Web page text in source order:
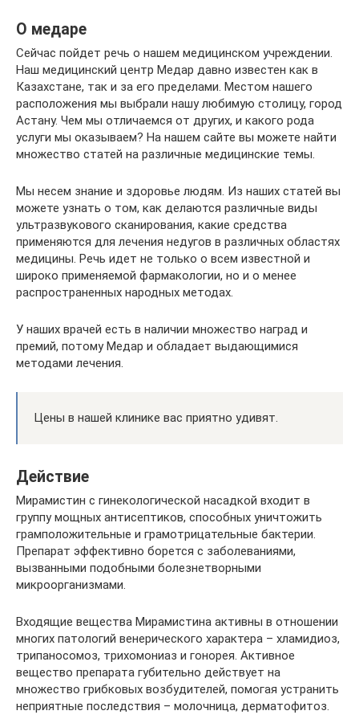
О медаре
Сейчас пойдет речь о нашем медицинском учреждении.
Наш медицинский центр Медар давно известен как в
Казахстане, так и за его пределами. Местом нашего
расположения мы выбрали нашу любимую столицу, город
Астану. Чем мы отличаемся от других, и какого рода
услуги мы оказываем? На нашем сайте вы можете найти
множество статей на различные медицинские темы.
Мы несем знание и здоровье людям. Из наших статей вы
можете узнать о том, как делаются различные виды
ультразвукового сканирования, какие средства
применяются для лечения недугов в различных областях
медицины. Речь идет не только о всем известной и
широко применяемой фармакологии, но и о менее
распространенных народных методах.
У наших врачей есть в наличии множество наград и
премий, потому Медар и обладает выдающимися
методами лечения.
Цены в нашей клинике вас приятно удивят.
Действие
Мирамистин с гинекологической насадкой входит в
группу мощных антисептиков, способных уничтожить
грамположительные и грамотрицательные бактерии.
Препарат эффективно борется с заболеваниями,
вызванными подобными болезнетворными
микроорганизмами.
Входящие вещества Мирамистина активны в отношении
многих патологий венерического характера – хламидиоз,
трипаносомоз, трихомониаз и гонорея. Активное
вещество препарата губительно действует на
множество грибковых возбудителей, помогая устранить
неприятные последствия – молочница, дерматофитоз.